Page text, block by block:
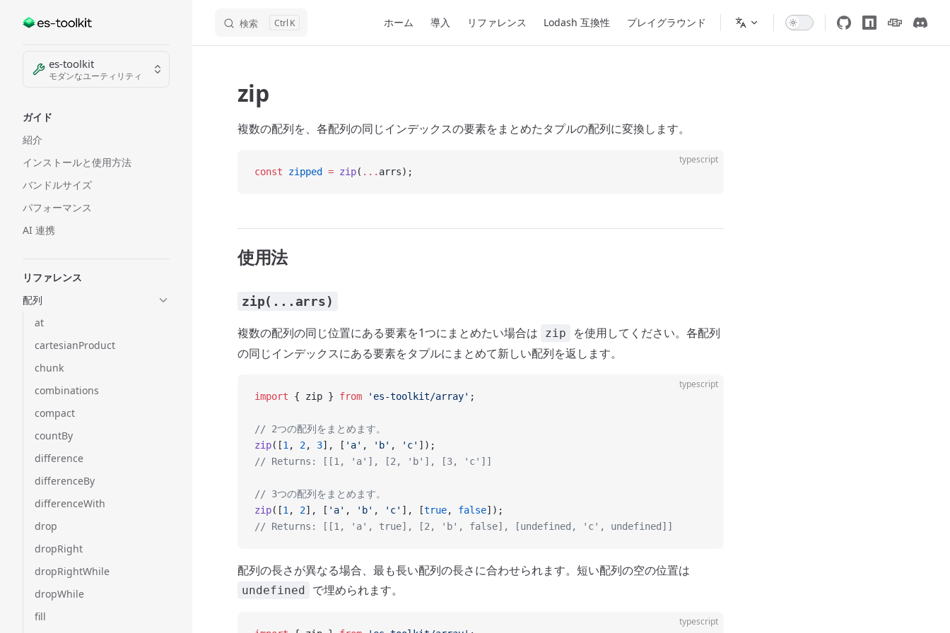
Skip to content 検索 K ホーム 導入 リファレンス Lodash 互換性 プレイグラウンド
Sidebar Navigation
es-toolkit
モダンなユーティリティ
ガイド
紹介
インストールと使用方法
バンドルサイズ
パフォーマンス
AI 連携
リファレンス
配列
at
cartesianProduct
chunk
combinations
compact
countBy
difference
differenceBy
differenceWith
drop
dropRight
dropRightWhile
dropWhile
fill
zip
複数の配列を、各配列の同じインデックスの要素をまとめたタプルの配列に変換します。
typescript
const zipped = zip( ... arrs);
使用法
zip(...arrs)
複数の配列の同じ位置にある要素を1つにまとめたい場合は zip
を使用してください。各配列
の同じインデックスにある要素をタプルにまとめて新しい配列を返します。
typescript
import { zip } from 'es-toolkit/array' ;
// 2つの配列をまとめます。
zip([1 , 2, 3], [ 'a' , 'b' , 'c' ]);
// Returns: [[1, 'a'], [2, 'b'], [3, 'c']]
// 3つの配列をまとめます。
zip([1 , 2], [ 'a' , 'b' , 'c' ], [true, false]);
// Returns: [[1, 'a', true], [2, 'b', false], [undefined, 'c', undefined]]
配列の長さが異なる場合、最も長い配列の長さに合わせられます。短い配列の空の位置は
undefined で埋められます。
typescript